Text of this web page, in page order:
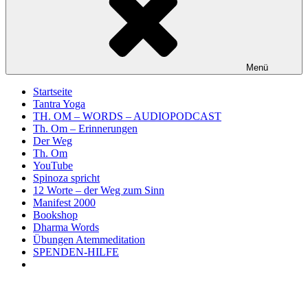
Menü
Startseite
Tantra Yoga
TH. OM – WORDS – AUDIOPODCAST
Th. Om – Erinnerungen
Der Weg
Th. Om
YouTube
Spinoza spricht
12 Worte – der Weg zum Sinn
Manifest 2000
Bookshop
Dharma Words
Übungen Atemmeditation
SPENDEN-HILFE